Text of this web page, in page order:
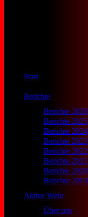
Start
Berichte
Berichte 2026
Berichte 2025
Berichte 2024
Berichte 2023
Berichte 2022
Berichte 2021
Berichte 2020
Berichte 2019
Aktive Wehr
Über uns